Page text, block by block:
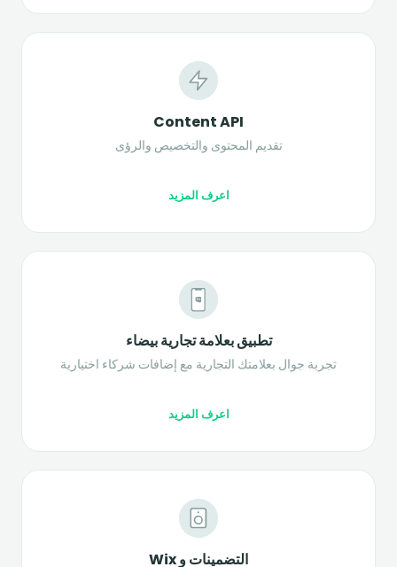
Content API
تقديم المحتوى والتخصيص والرؤى
اعرف المزيد
تطبيق بعلامة تجارية بيضاء
تجربة جوال بعلامتك التجارية مع إضافات شركاء اختيارية
اعرف المزيد
التضمينات و Wix